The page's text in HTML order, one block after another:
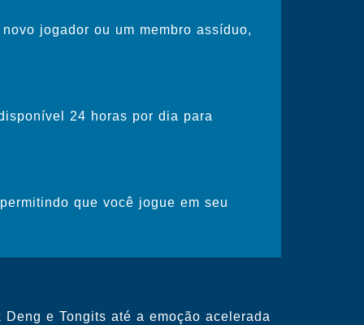
jogador ou um membro assíduo,
24 horas por dia para
que você jogue em seu
e Tongits até a emoção acelerada